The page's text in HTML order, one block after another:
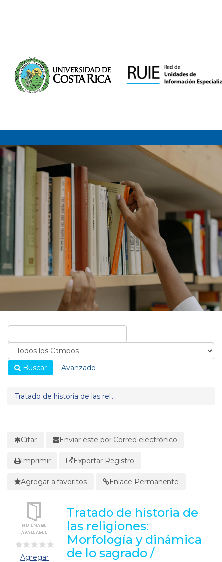
Buscar Avanzado
Tratado de historia de las rel...
Citar Enviar este por Correo electrónico
Imprimir Exportar Registro
Agregar a favoritos Enlace Permanente
Agregar
Tratado de historia de
las religiones:
Morfología y dinámica
de lo sagrado /